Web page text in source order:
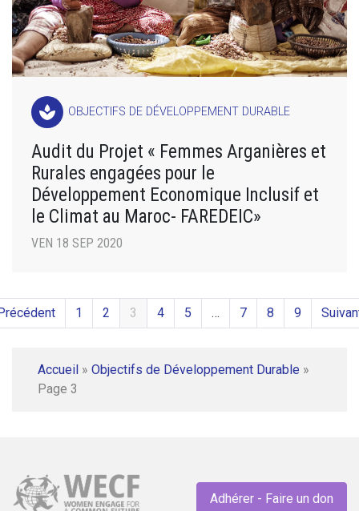
spa OBJECTIFS DE DÉVELOPPEMENT DURABLE
Audit du Projet « Femmes Arganières et
Rurales engagées pour le
Développement Economique Inclusif et
le Climat au Maroc- FAREDEIC»
VEN 18 SEP 2020
1 2 3 4 5 … 7 8 9
Accueil » Objectifs de Développement Durable »
Page 3
Adhérer - Faire un don